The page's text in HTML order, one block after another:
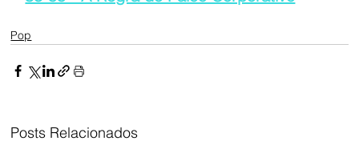
Pop
Posts Relacionados